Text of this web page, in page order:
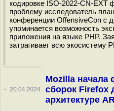
кодировке ISO-2022-CN-
проблему исследователь
конференции OffensiveCon с
упоминается возможность
приложения на языке PHP.
затрагивает всю экосистему
· 20.04.2024
Mozilla
сборок Firefox
архитектуре